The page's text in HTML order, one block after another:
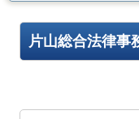
片山総合法律事